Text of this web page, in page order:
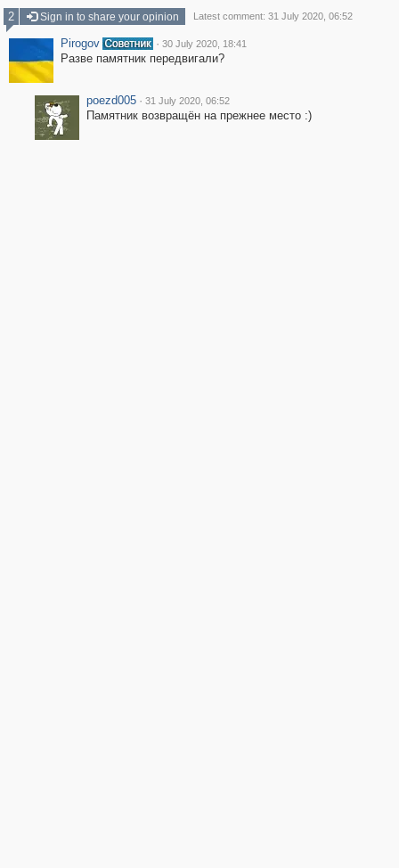
2
Sign in to share your opinion Latest comment: 31 July 2020, 06:52
Pirogov · 30 July 2020, 18:41
Разве памятник передвигали?
poezd005 · 31 July 2020, 06:52
Памятник возвращён на прежнее место :)